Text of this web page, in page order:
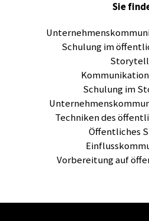
Sie
Schulung im
Schulung im
Techniken des
Öffentliches
Vorbereitung auf